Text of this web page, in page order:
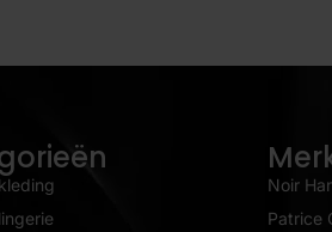
Noir
Patrice